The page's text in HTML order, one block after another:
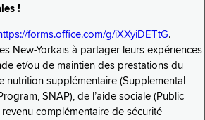
!
forms.office.com/g/iXXyiDETtG.
New-Yorkais à partager leurs expériences
et/ou de maintien des prestations du
nutrition supplémentaire (Supplemental
SNAP), de l’aide sociale (Public
complémentaire de sécurité